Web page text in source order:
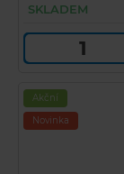
SKLADEM
Akční
Novinka